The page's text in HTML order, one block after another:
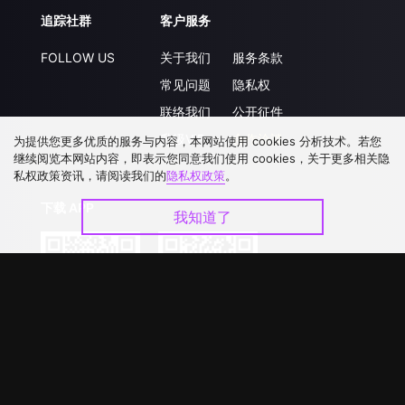
追踪社群
FOLLOW US
客户服务
关于我们
常见问题
联络我们
升级VIP
服务条款
隐私权
公开征件
合作洽談
为提供您更多优质的服务与内容，本网站使用 cookies 分析技术。若您
继续阅览本网站内容，即表示您同意我们使用 cookies，关于更多相关隐
私权政策资讯，请阅读我们的隐私权政策。
我知道了